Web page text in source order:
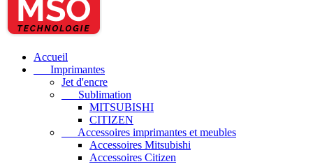
Accueil
Imprimantes
Jet d'encre
Sublimation
MITSUBISHI
CITIZEN
Accessoires imprimantes et meubles
Accessoires Mitsubishi
Accessoires Citizen